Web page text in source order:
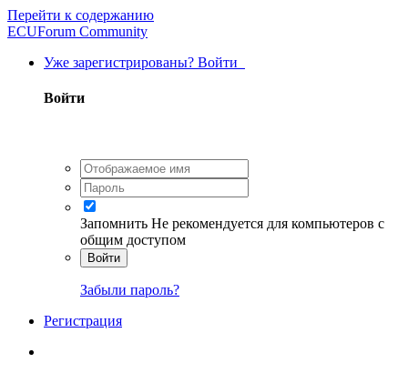
Перейти к содержанию
ECUForum Community
Уже зарегистрированы? Войти
Войти
Запомнить Не рекомендуется для компьютеров с
общим доступом
Войти
Забыли пароль?
Регистрация